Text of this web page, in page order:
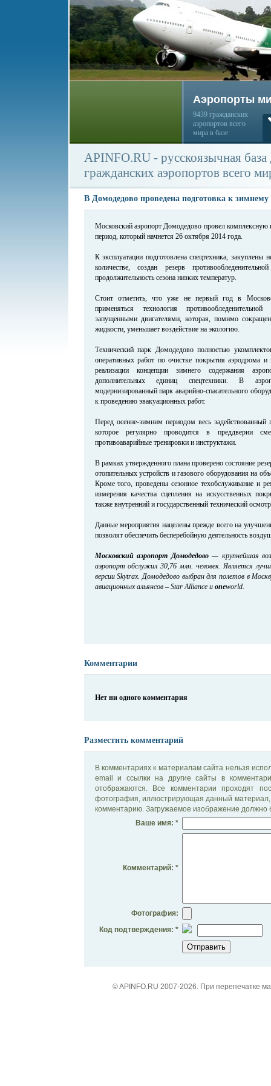
Аэропорты
9439 гражданских
аэропортов всего
мира в базе
APINFO.RU - русскоязычная
гражданских аэропортов всего
В Домодедово проведена подготовка к зимнему
Московский аэропорт Домодедово провел комплексную
период, который начнется 26 октября 2014 года.
К эксплуатации подготовлена спецтехника, закуплены
количестве, создан резерв
продолжительность сезона низких температур.
Стоит отметить, что уже не первый год в
применяться технология
запущенными двигателями, которая, помимо
жидкости, уменьшает воздействие на экологию.
Технический парк Домодедово полностью
оперативных работ по очистке покрытия аэродрома
реализации концепции зимнего содержания
дополнительных единиц спецтехники. В
модернизированный парк аварийно-спасательного
к проведению эвакуационных работ.
Перед осенне-зимним периодом весь задействованный
которое регулярно проводится в преддверии
противоаварийные тренировки и инструктажи.
В рамках утвержденного плана проверено состояние
отопительных устройств и газового оборудования на
Кроме того, проведены сезонное техобслуживание и
измерения качества сцепления на искусственных
также внутренний и государственный технический
Данные мероприятия нацелены прежде всего на
позволят обеспечить бесперебойную деятельность
Московский аэропорт Домодедово— крупнейшая
аэропорт обслужил 30,76 млн. человек. Является
версии Skytrax. Домодедово выбран для полетов в
авиационных альянсов – Star Alliance иoneworld.
Комментарии
Нет ни одного комментария
Разместить комментарий
В комментариях к материалам сайта нельзя
email и ссылки на другие сайты в
отображаются. Все комментарии проходят
фотография, иллюстрирующая данный материал,
комментарию. Загружаемое изображение должно
Ваше имя: *
Комментарий: *
Фотография:
Код подтверждения: *
© APINFO.RU 2007-2026. При перепечатке